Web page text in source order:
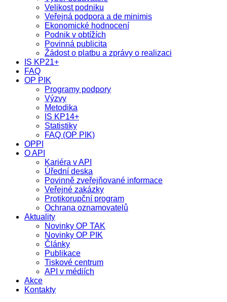
Velikost podniku
Veřejná podpora a de minimis
Ekonomické hodnocení
Podnik v obtížích
Povinná publicita
Žádost o platbu a zprávy o realizaci
IS KP21+
FAQ
OP PIK
Programy podpory
Výzvy
Metodika
IS KP14+
Statistiky
FAQ (OP PIK)
OPPI
O API
Kariéra v API
Úřední deska
Povinně zveřejňované informace
Veřejné zakázky
Protikorupční program
Ochrana oznamovatelů
Aktuality
Novinky OP TAK
Novinky OP PIK
Články
Publikace
Tiskové centrum
API v médiích
Akce
Kontakty